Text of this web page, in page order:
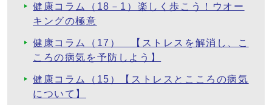
健康コラム（18－1）楽しく歩こう！ウオー
キングの極意
健康コラム（17） 【ストレスを解消し、こ
ころの病気を予防しよう】
健康コラム（15）【ストレスとこころの病気
について】